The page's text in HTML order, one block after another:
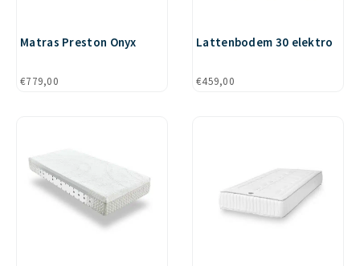
Matras Preston Onyx
€779,00
Lattenbodem 30 elektro
€459,00